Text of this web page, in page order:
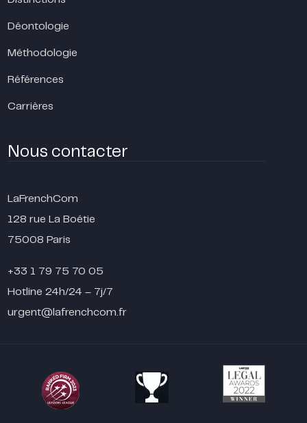
Déontologie
Méthodologie
Références
Carrières
Nous contacter
LaFrenchCom
128 rue La Boétie
75008 Paris
+33 1 79 75 70 05
Hotline 24h/24 – 7j/7
urgent@lafrenchcom.fr